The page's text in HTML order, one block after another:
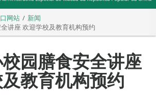
网站
新闻
讲座 欢迎学校及教育机构预约
园膳食安全讲座
教育机构预约